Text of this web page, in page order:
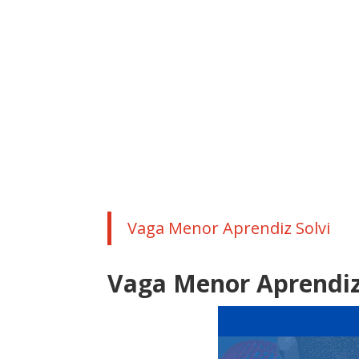
Vaga Menor Aprendiz Solvi
Vaga Menor